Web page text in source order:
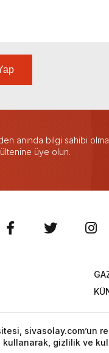
anında bilgi sahibi
üye olun.
gizlilik ve